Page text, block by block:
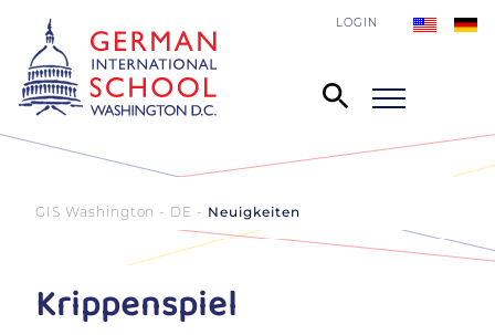
LOGIN
GIS Washington - DE Neuigkeiten
Krippenspiel